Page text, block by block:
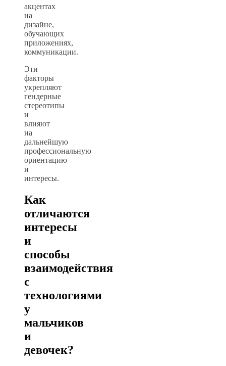
акцентах
на
дизайне,
обучающих
приложениях,
коммуникации.
Эти
факторы
укрепляют
гендерные
стереотипы
и
влияют
на
дальнейшую
профессиональную
ориентацию
и
интересы.
Как
отличаются
интересы
и
способы
взаимодействия
с
технологиями
у
мальчиков
и
девочек?